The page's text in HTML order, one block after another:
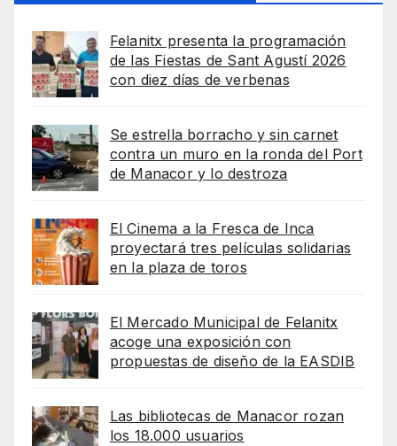
Felanitx presenta la programación
de las Fiestas de Sant Agustí 2026
con diez días de verbenas
Se estrella borracho y sin carnet
contra un muro en la ronda del Port
de Manacor y lo destroza
El Cinema a la Fresca de Inca
proyectará tres películas solidarias
en la plaza de toros
El Mercado Municipal de Felanitx
acoge una exposición con
propuestas de diseño de la EASDIB
Las bibliotecas de Manacor rozan
los 18.000 usuarios